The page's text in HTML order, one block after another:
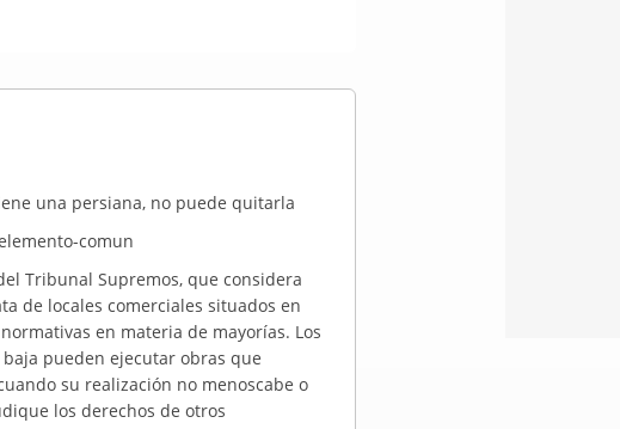
una persiana, no puede quitarla
comun
Tribunal Supremos, que considera
de locales comerciales situados en
en materia de mayorías. Los
pueden ejecutar obras que
su realización no menoscabe o
los derechos de otros